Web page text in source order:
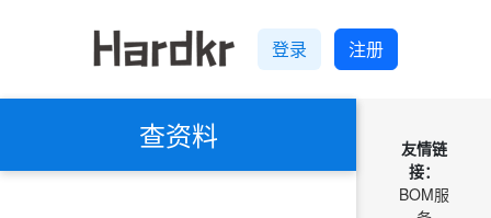
登录 注册
查资料
友情链
接：
BOM服